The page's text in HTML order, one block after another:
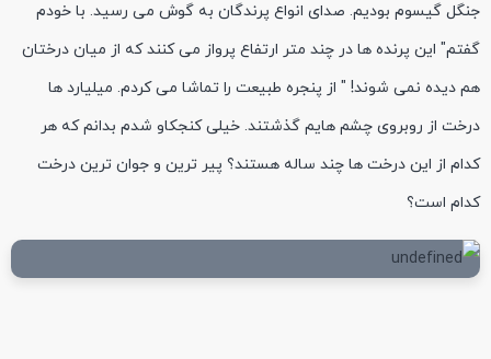
جنگل گیسوم بودیم. صدای انواع پرندگان به گوش می رسید. با خودم
گفتم" این پرنده ها در چند متر ارتفاع پرواز می کنند که از میان درختان
هم دیده نمی شوند! " از پنجره طبیعت را تماشا می کردم. میلیارد ها
درخت از روبروی چشم هایم گذشتند. خیلی کنجکاو شدم بدانم که هر
کدام از این درخت ها چند ساله هستند؟ پیر ترین و جوان ترین درخت
کدام است؟